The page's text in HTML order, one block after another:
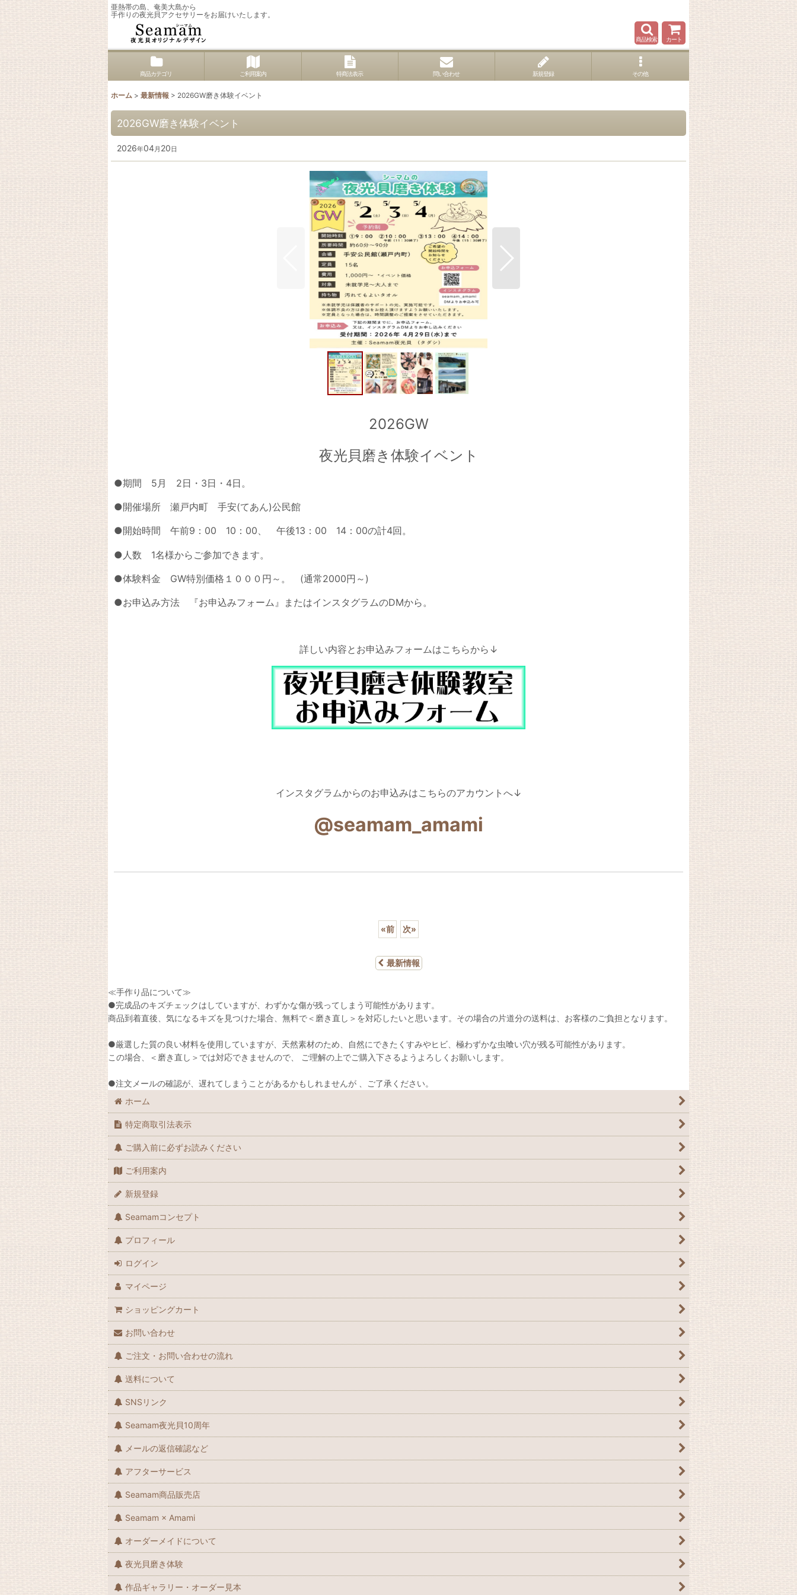
亜熱帯の島、奄美大島から
手作りの夜光貝アクセサリーをお届けいたします。
商品検索 カート
商品カテゴリ ご利用案内 特商法表示 問い合わせ 新規登録 その他
ホーム > 最新情報 > 2026GW磨き体験イベント
2026GW磨き体験イベント
2026年04月 20 日
2026GW
夜光貝磨き体験イベント
●期間 5月 2日・3日・4日。
●開催場所 瀬戸内町 手安(てあん)公民館
●開始時間 午前9：00 10：00、 午後13：00 14：00の計4回。
●人数 1名様からご参加できます。
●体験料金 GW特別価格１０００円～。 (通常2000円～)
●お申込み方法 『お申込みフォーム』またはインスタグラムのDMから。
詳しい内容とお申込みフォームはこちらから↓
インスタグラムからのお申込みはこちらのアカウントへ↓
@seamam_amami
«前 次»
最新情報
≪手作り品について≫
●完成品のキズチェックはしていますが、わずかな傷が残ってしまう可能性があります。
商品到着直後、気になるキズを見つけた場合、無料で＜磨き直し＞を対応したいと思います。その場合の片道分の送料は、お客様のご負担となります。
●厳選した質の良い材料を使用していますが、天然素材のため、自然にできたくすみやヒビ、極わずかな虫喰い穴が残る可能性があります。
この場合、＜磨き直し＞では対応できませんので、 ご理解の上でご購入下さるようよろしくお願いします。
●注文メールの確認が、遅れてしまうことがあるかもしれませんが 、ご了承ください。
ホーム
特定商取引法表示
ご購入前に必ずお読みください
ご利用案内
新規登録
Seamamコンセプト
プロフィール
ログイン
マイページ
ショッピングカート
お問い合わせ
ご注文・お問い合わせの流れ
送料について
SNSリンク
Seamam夜光貝10周年
メールの返信確認など
アフターサービス
Seamam商品販売店
Seamam × Amami
オーダーメイドについて
夜光貝磨き体験
作品ギャラリー・オーダー見本